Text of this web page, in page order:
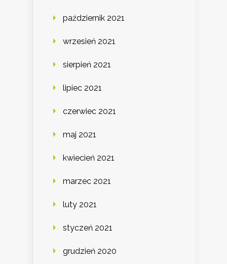
październik 2021
wrzesień 2021
sierpień 2021
lipiec 2021
czerwiec 2021
maj 2021
kwiecień 2021
marzec 2021
luty 2021
styczeń 2021
grudzień 2020